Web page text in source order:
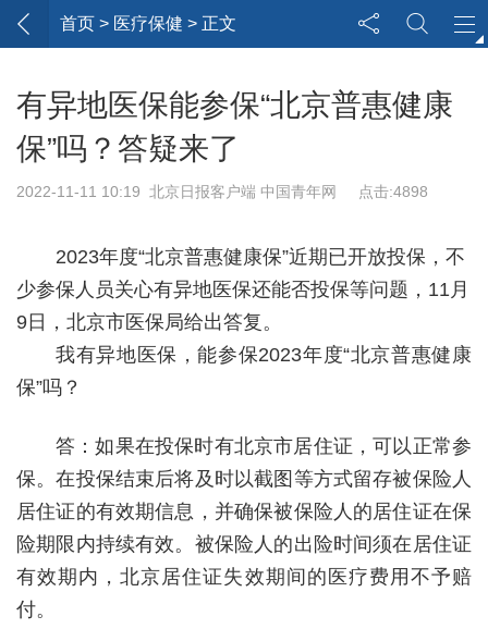
首页 > 医疗保健 > 正文
有异地医保能参保“北京普惠健康
保”吗？答疑来了
2022-11-11 10:19 北京日报客户端 中国青年网 点击:4898
2023年度“北京普惠健康保”近期已开放投保，不
少参保人员关心有异地医保还能否投保等问题，11月
9日，北京市医保局给出答复。
我有异地医保，能参保2023年度“北京普惠健康
保”吗？
答：如果在投保时有北京市居住证，可以正常参
保。在投保结束后将及时以截图等方式留存被保险人
居住证的有效期信息，并确保被保险人的居住证在保
险期限内持续有效。被保险人的出险时间须在居住证
有效期内，北京居住证失效期间的医疗费用不予赔
付。